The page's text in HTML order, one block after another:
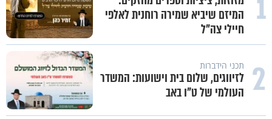
1
המיזם שיביא שמירה רוחנית לאלפי
חיילי צה"ל
2 תכני הידברות
לזיווגים, שלום בית וישועות: המשדר
העולמי של ט"ו באב